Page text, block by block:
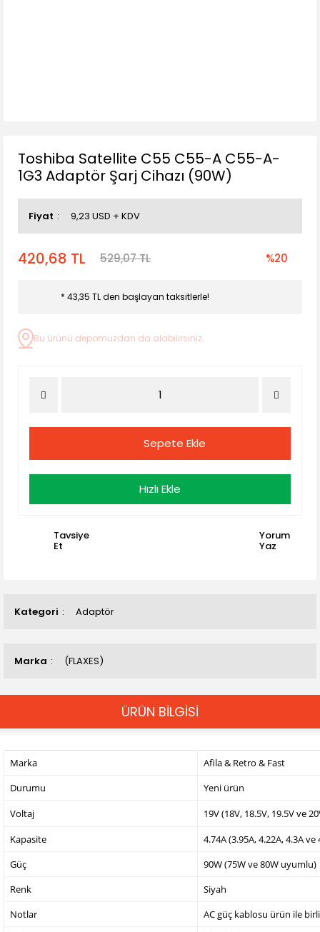
Kategori Adaptör
Marka (FLAXES)
Toshiba Satellite C55 C55-A C55-A-
1G3 Adaptör Şarj Cihazı (90W)
Fiyat 9,23 USD + KDV
420,68 TL 529,07 TL %20
* 43,35 TL den başlayan taksitlerle!
Bu ürünü depomuzdan da alabilirsiniz.
Sepete Ekle
Hızlı Ekle
Tavsiye
Et
Yorum
Yaz
ÜRÜN BİLGİSİ
Marka
Afila & Retro & Fast
Durumu
Yeni ürün
Voltaj
19V (18V, 18.5V, 19.5V ve
Kapasite
4.74A (3.95A, 4.22A, 4.3A
Güç
90W (75W ve 80W uyumlu)
Renk
Siyah
Notlar
AC güç kablosu ürün ile